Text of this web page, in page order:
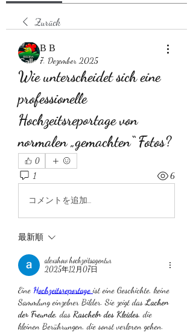
Zurück
В В
7. Dezember 2025
Wie unterscheidet sich eine
professionelle
Hochzeitsreportage von
normalen „gemachten“ Fotos?
0
1 6
コメントを追加…
最新順
alexshow hochzeitsagentur
2025年12月07日
Eine Hochzeitsreportage ist eine Geschichte, keine
Sammlung einzelner Bilder. Sie zeigt das Lachen
der Freunde, das Rascheln des Kleides, die
kleinen Berührungen, die sonst verloren gehen.